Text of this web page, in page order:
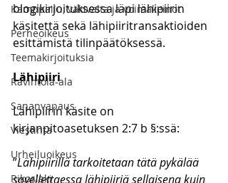
Kamppailu, väkivalta ja voimakeinot
Perheoikeus
Teemakirjoituksia
Ravintola-ala
Sananvapaus
Viestintä
Urheiluoikeus
Rikoslaki
blogikirjoituksessa läpi lähipiirin
käsitettä sekä lähipiiritransaktioiden
esittämistä tilinpäätöksessä.
Lähipiiri
Lähipiirin käsite on
kirjanpitoasetuksen 2:7 b §:ssä:
”Lähipiirillä tarkoitetaan tätä pykälää
sovellettaessa lähipiiriä sellaisena kuin